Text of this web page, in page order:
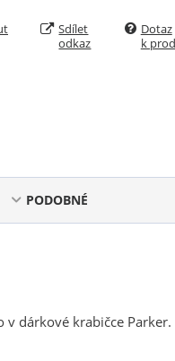
Sdílet
odkaz
Dotaz
k
PODOBNÉ
v dárkové krabičce Parker.